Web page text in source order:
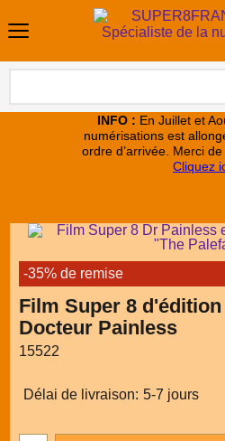
INFO : En Juillet et
numérisations est
ordre d’arrivée. Merci de
Cliquez
-35% de remise
Film Super 8
Docteur Painless
15522
Délai de livraison: 5-7 jours